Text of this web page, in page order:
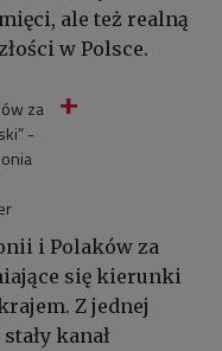
ale też realną
w Polsce.
za
-
i Polaków za
się kierunki
Z jednej
kanał